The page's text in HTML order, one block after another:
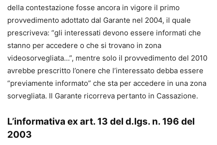
della contestazione fosse ancora in vigore il primo
provvedimento adottato dal Garante nel 2004, il quale
prescriveva: “gli interessati devono essere informati che
stanno per accedere o che si trovano in zona
videosorvegliata…”, mentre solo il provvedimento del 2010
avrebbe prescritto l’onere che l’interessato debba essere
“previamente informato” che sta per accedere in una zona
sorvegliata. Il Garante ricorreva pertanto in Cassazione.
L’informativa ex art. 13 del d.lgs. n. 196 del
2003